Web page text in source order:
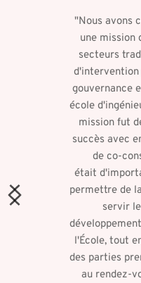
"Nous avons
une mission
secteurs
d'intervention
gouvernance
école
mission fut
succès avec
de co-
était
permettre de
servir
l'École, tout
des parties
au rendez-